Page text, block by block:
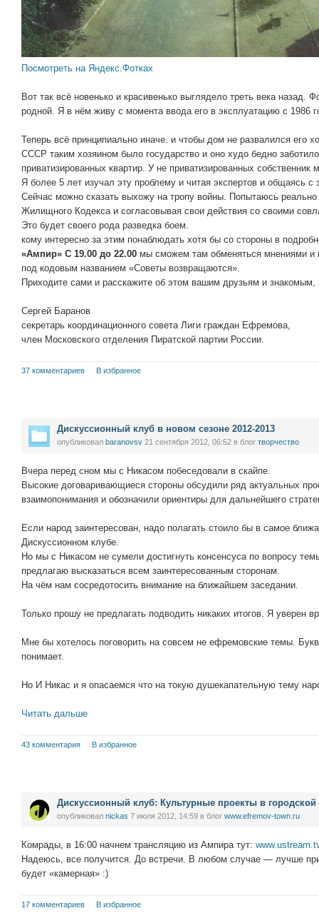
Посмотреть на Яндекс.Фотках
Вот так всё новенько и красивенько выглядело треть века
родной. Я в нём живу с момента ввода его в эксплуатацию с 1986
Теперь всё принципиально иначе. и чтобы дом не развалился его
СССР таким хозяином было государство и оно худо бедно
приватизированных квартир. У не приватизированных собственник
Я более 5 лет изучал эту проблему и читая экспертов и общаясь с
Сейчас можно сказать выхожу на тропу войны. Попытаюсь
Жилищного Кодекса и согласовывая свои действия со своими
Это будет своего рода разведка боем.
кому интересно за этим понаблюдать хотя бы со стороны в
«Ампир» С 19.00 до 22.00 мы сможем там обменяться мнениями и
под кодовым названием «Советы возвращаются».
Приходите сами и расскажите об этом вашим друзьям и знакомым,
Сергей Баранов
секретарь координационного совета Лиги граждан Ефремова,
член Московского отделения Пиратской партии России.
37 комментариев В избранное
Дискуссионный клуб в новом сезоне 2012-2013
опубликовал baranovsv 21 сентября 2012, 06:52 в блог творчество
Вчера перед сном мы с Никасом побеседовали в скайпе.
Высокие договаривающиеся стороны обсудили ряд актуальных
взаимопонимания и обозначили ориентиры для дальнейшего
Если народ заинтересован, надо полагать стоило бы в самое
Дискуссионном клубе.
Но мы с Никасом не сумели достигнуть консенсуса по вопросу
предлагаю высказаться всем заинтересованным сторонам.
На чём нам сосредотосить внимание на ближайшем заседании.
Только прошу не предлагать подводить никаких итогов. Я уверен
Мне бы хотелось поговорить на совсем не ефремовские темы.
понимает.
Но И Никас и я опасаемся что на токую душекапательную тему
Читать дальше
43 комментария В избранное
Дискуссионный клуб: Культурные проекты в
опубликовал nickas 7 июля 2012, 14:59 в блог www.efremov-town.ru
Комрады, в 16:00 начнем трансляцию из Ампира тут:
Надеюсь, все получится. До встречи. В любом случае — лучше
будет «камерная» :)
17 комментариев В избранное